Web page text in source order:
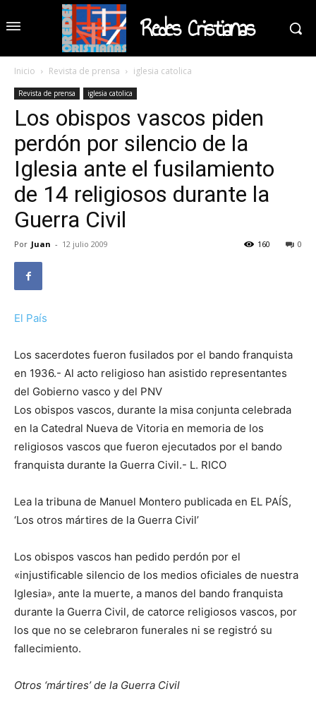
Redes Cristianas
Inicio Revista de prensa iglesia catolica
Revista de prensa iglesia catolica
Los obispos vascos piden
perdón por silencio de la
Iglesia ante el fusilamiento
de 14 religiosos durante la
Guerra Civil
Por Juan - 12 julio 2009 0
160
El País
Los sacerdotes fueron fusilados por el bando franquista
en 1936.- Al acto religioso han asistido representantes
del Gobierno vasco y del PNV
Los obispos vascos, durante la misa conjunta celebrada
en la Catedral Nueva de Vitoria en memoria de los
religiosos vascos que fueron ejecutados por el bando
franquista durante la Guerra Civil.- L. RICO
Lea la tribuna de Manuel Montero publicada en EL PAÍS,
‘Los otros mártires de la Guerra Civil’
Los obispos vascos han pedido perdón por el
«injustificable silencio de los medios oficiales de nuestra
Iglesia», ante la muerte, a manos del bando franquista
durante la Guerra Civil, de catorce religiosos vascos, por
los que no se celebraron funerales ni se registró su
fallecimiento.
Otros ‘mártires’ de la Guerra Civil